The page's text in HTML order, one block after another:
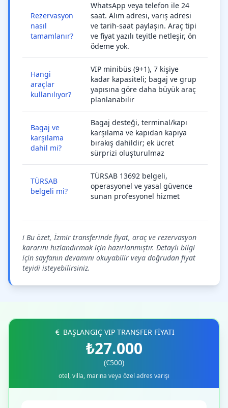
Rezervasyon
nasıl
tamamlanır?
WhatsApp veya telefon ile 24
saat. Alım adresi, varış adresi
ve tarih-saat paylaşın. Araç tipi
ve fiyat yazılı teyitle netleşir, ön
ödeme yok.
Hangi
araçlar
kullanılıyor?
VIP minibüs (9+1), 7 kişiye
kadar kapasiteli; bagaj ve grup
yapısına göre daha büyük araç
planlanabilir
Bagaj ve
karşılama
dahil mi?
Bagaj desteği, terminal/kapı
karşılama ve kapıdan kapıya
bırakış dahildir; ek ücret
sürprizi oluşturulmaz
TÜRSAB
belgeli mi?
TÜRSAB 13692 belgeli,
operasyonel ve yasal güvence
sunan profesyonel hizmet
ℹ️ Bu özet, İzmir transferinde fiyat, araç ve rezervasyon
kararını hızlandırmak için hazırlanmıştır. Detaylı bilgi
için sayfanın devamını okuyabilir veya doğrudan fiyat
teyidi isteyebilirsiniz.
BAŞLANGIÇ VIP TRANSFER FİYATI
₺27.000
(€500)
otel, villa, marina veya özel adres varışı